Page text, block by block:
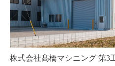
株式会社髙橋マシニング 第3